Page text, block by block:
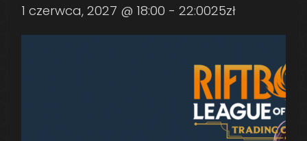
1 czerwca, 2027 @ 18:00 - 22:0025zł